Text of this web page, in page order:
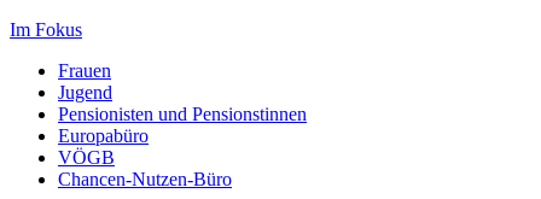
Im Fokus
Frauen
Jugend
Pensionisten und Pensionstinnen
Europabüro
VÖGB
Chancen-Nutzen-Büro